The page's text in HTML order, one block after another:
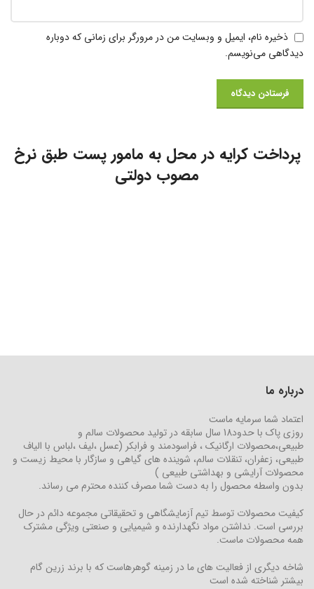
ذخیره نام، ایمیل و وبسایت من در مرورگر برای زمانی که دوباره
دیدگاهی می‌نویسم.
پرداخت کرایه در محل به مامور پست طبق نرخ
مصوب دولتی
درباره ما
اعتماد شما سرمایه ماست
روزی پاک با حدود18 سال سابقه در تولید محصولات سالم و
طبیعی،محصولات ارگانیک ، فراسودمند و فرابکر (عسل ،لیف ،لباس با الیاف
طبیعی، زعفران، تنقلات سالم، شوینده های گیاهی و سازگار با محیط زیست و
محصولات آرایشی و بهداشتی طبیعی )
بدون واسطه محصول را به دست شما مصرف کننده محترم می رساند.
کیفیت محصولات توسط تیم آزمایشگاهی و تحقیقاتی مجموعه دائم در حال
بررسی است. نداشتن مواد نگهدارنده و شیمیایی و صنعتی ویژگی مشترک
همه محصولات ماست.
شاخه دیگری از فعالیت های ما در زمینه گوهرهاست که با برند زرین گام
بیشتر شناخته شده است